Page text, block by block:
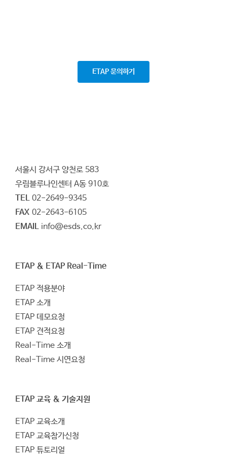
ETAP 문의하기
서울시 강서구 양천로 583
우림블루나인센터 A동 910호
TEL02-2649-9345
FAX 02-2643-6105
EMAILinfo@esds.co.kr
ETAP & ETAP Real-Time
ETAP 적용분야
ETAP 소개
ETAP 데모요청
ETAP 견적요청
Real-Time 소개
Real-Time 시연요청
ETAP 교육 & 기술지원
ETAP 교육소개
ETAP 교육참가신청
ETAP 튜토리얼